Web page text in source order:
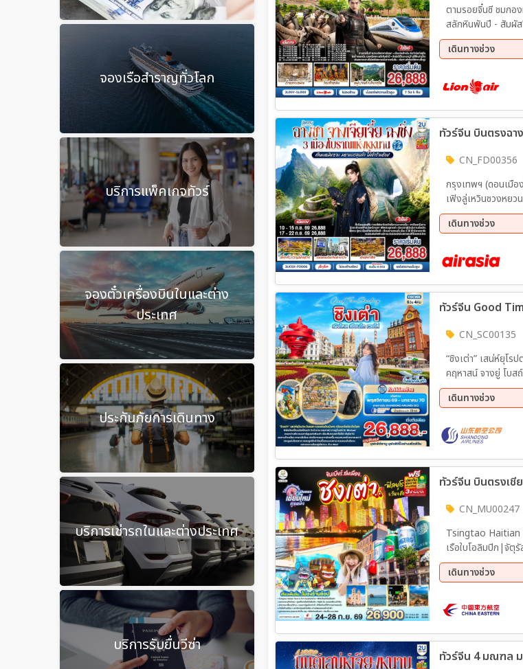
จองเรือสำราญทั่วโลก
บริการแพ็คเกจทัวร์
จองตั๋วเครื่องบินในและต่าง
ประเทศ
ประกันภัยการเดินทาง
บริการเช่ารถในและต่างประเทศ
บริการรับยื่นวีซ่า
ตามรอยจิ๋นซี ชมกอ
สลักหินพันปี - สัมผัส
เดินทางสะดวกด้วย
เดินทางช่วง
21 ต.ค. 69 - 27
04 ธ.ค. 69 - 10
23 ธ.ค. 69 - 29
15 ม.ค. 70 - 21
17 มี.ค 70 - 23
CN_FD00356
กรุงเทพฯ (ดอนเมือ
เฟิงลู่เหวินชวงหยว
สายรุ้ง - ชมวิวยาม
ฝูหรง – ชมบรรยาก
ระเบียงแก้ว – บัน
ฟ่างเป่ย - ชมรถไฟ
ขั้น - เทรดเดอร์เบียร์ – หงหยาต้ง – สนามบินฉงชิ่ง (สนามบิน
เดินทางช่วง
ทัวร์จีน Good
CN_SC00135
“ชิงเต่า” เสน่ห์ยุโรปตะวันออ
คฤหาสน์ จางยู่ โบส
สะพานจ้านเฉียว ศาลาเผิงไหล ประติ
รูปยักษ์ ช้อปปิ้งถนน
เดินทางช่วง
26 พ.ย. 69 - 01
30 ธ.ค. 69 - 04
21 ม.ค. 70 - 26
CN_MU00247
Tsingtao
เรือใบโอลิมปิก|จัตุ
ที่ทำการเก่าเยอรมั
กระเช้าขึ้น-ลง)|พิ
เดินทางช่วง
10 ธ.ค. 69 - 14
ทัวร์จีน 4 มณฑล ม